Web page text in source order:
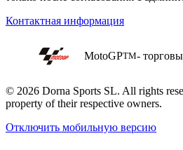
Контактная информация
MotoGPTM-
© 2026 Dorna Sports SL. All rights
property of their respective owners.
Отключить мобильную версию